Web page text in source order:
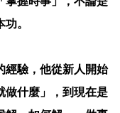
。
經驗，他從新人開始
做什麼」，到現在是